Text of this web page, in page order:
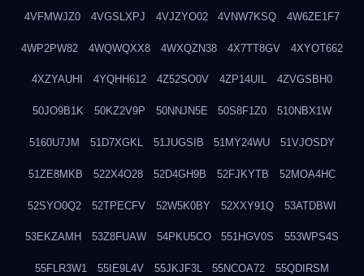
4VFMWJZ0 4VGSLXPJ 4VJZYO02 4VNW7KSQ 4W6ZE1F7
4WP2PW82 4WQWQXX8 4WXQZN38 4X7TT8GV 4XYOT662
4XZYAUHI 4YQHH612 4Z52SO0V 4ZP14UIL 4ZVGSBH0
50JO9B1K 50KZ2V9P 50NNJN5E 50S8F1Z0 510NBX1W
5160U7JM 51D7XGKL 51JUGSIB 51MY24WU 51VJOSDY
51ZE8MKB 522X4O28 52D4GH9B 52FJKYTB 52MOA4HC
52SYO0Q2 52TPECFV 52W5K0BY 52XXY91Q 53ATDBWI
53EKZAMH 53Z8FUAW 54PKU5CO 551HGV0S 553WPS4S
55FLR3W1 55IE9L4V 55JKJF3L 55NCOA72 55QDIRSM